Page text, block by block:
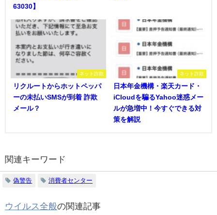
63030】
ネット詐欺
リクルートからホットペッパ
ーの未払いSMSが到着 詐欺
メール？
ネット詐欺
日本年金機構・楽天カード・
iCloudを騙るYahoo迷惑メー
ルが急増中！今すぐできる対
策を解説
関連キーワード
偽警告 消費者センター
ウイルス全般の関連記事